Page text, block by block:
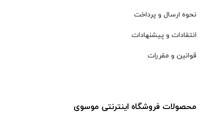
نحوه ارسال و پرداخت
انتقادات و پیشنهادات
قوانین و مقررات
محصولات فروشگاه اینترنتی موسوی